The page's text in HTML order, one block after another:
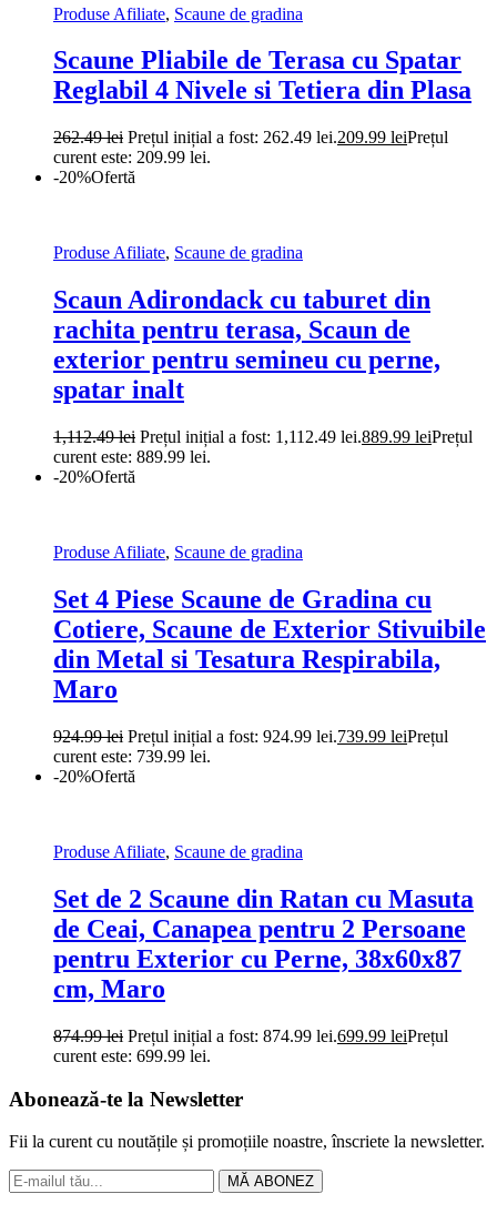
Produse Afiliate, Scaune de gradina
Scaune Pliabile de Terasa cu Spatar
Reglabil 4 Nivele si Tetiera din Plasa
262.49lei Prețul inițial a fost: 262.49 lei.209.99 leiPrețul
curent este: 209.99 lei.
-20%Ofertă
Produse Afiliate, Scaune de gradina
Scaun Adirondack cu taburet din
rachita pentru terasa, Scaun de
exterior pentru semineu cu perne,
spatar inalt
1,112.49lei Prețul inițial a fost: 1,112.49 lei.889.99 leiPrețul
curent este: 889.99 lei.
-20%Ofertă
Produse Afiliate, Scaune de gradina
Set 4 Piese Scaune de Gradina cu
Cotiere, Scaune de Exterior Stivuibile
din Metal si Tesatura Respirabila,
Maro
924.99lei Prețul inițial a fost: 924.99 lei.739.99 leiPrețul
curent este: 739.99 lei.
-20%Ofertă
Produse Afiliate, Scaune de gradina
Set de 2 Scaune din Ratan cu Masuta
de Ceai, Canapea pentru 2 Persoane
pentru Exterior cu Perne, 38x60x87
cm, Maro
874.99lei Prețul inițial a fost: 874.99 lei.699.99 leiPrețul
curent este: 699.99 lei.
Abonează-te la Newsletter
Fii la curent cu noutățile și promoțiile noastre, înscriete la newsletter.
MĂ ABONEZ